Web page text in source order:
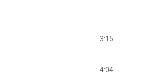
3:15
4:04